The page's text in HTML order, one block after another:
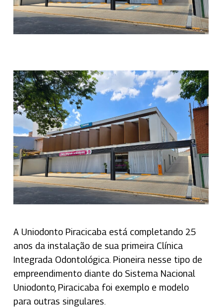
A Uniodonto Piracicaba está completando 25
anos da instalação de sua primeira Clínica
Integrada Odontológica. Pioneira nesse tipo de
empreendimento diante do Sistema Nacional
Uniodonto, Piracicaba foi exemplo e modelo
para outras singulares.